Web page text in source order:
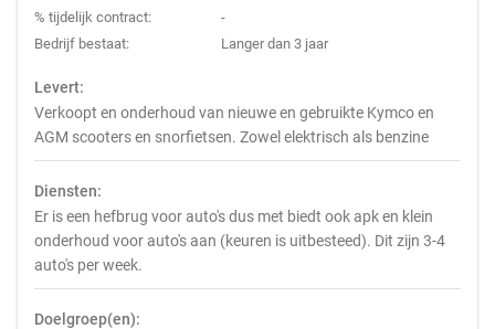
% tijdelijk contract:
-
Bedrijf bestaat:
Langer dan 3 jaar
Levert:
Verkoopt en onderhoud van nieuwe en gebruikte Kymco en
AGM scooters en snorfietsen. Zowel elektrisch als benzine
Diensten:
Er is een hefbrug voor auto's dus met biedt ook apk en klein
onderhoud voor auto's aan (keuren is uitbesteed). Dit zijn 3-4
auto's per week.
Doelgroep(en):